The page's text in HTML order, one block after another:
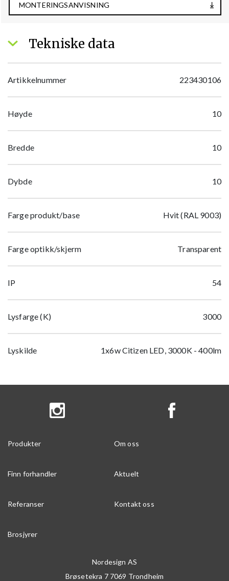
MONTERINGSANVISNING
Tekniske data
Artikkelnummer 223430106
Høyde 10
Bredde 10
Dybde 10
Farge produkt/base Hvit (RAL 9003)
Farge optikk/skjerm Transparent
IP 54
Lysfarge (K) 3000
Lyskilde 1x6w Citizen LED, 3000K - 400lm
Produkter Om oss
Finn forhandler Aktuelt
Referanser Kontakt oss
Brosjyrer
Nordesign AS
Brøsetekra 7 7069 Trondheim